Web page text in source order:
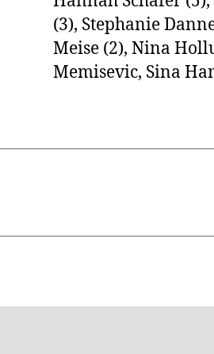
(3), Stephanie
Meise (2), Nina
Memisevic, Sina